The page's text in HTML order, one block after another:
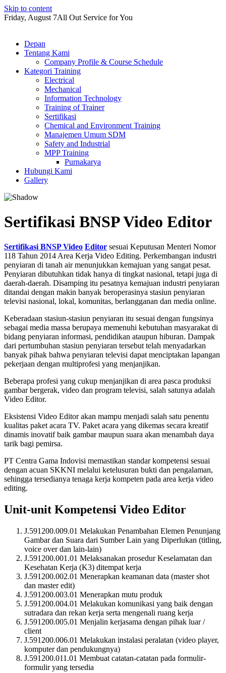
Skip to content
Friday, August 7All Out Service for You
Depan
Tentang Kami
Company Profile & Course Schedule
Kategori Training
Electrical
Mechanical
Information Technology
Training of Trainer
Sertifikasi
Chemical and Environment Training
Manajemen Umum SDM
Safety and Industrial
MPP Training
Purnakarya
Hubungi Kami
Gallery
Sertifikasi BNSP Video Editor
Sertifikasi BNSP Video Editor sesuai Keputusan Menteri Nomor
118 Tahun 2014 Area Kerja Video Editing. Perkembangan industri
penyiaran di tanah air menunjukkan kemajuan yang sangat pesat.
Penyiaran dibutuhkan tidak hanya di tingkat nasional, tetapi juga di
daerah-daerah. Disamping itu pesatnya kemajuan industri penyiaran
ditandai dengan makin banyak beroperasinya stasiun penyiaran
televisi nasional, lokal, komunitas, berlangganan dan media online.
Keberadaan stasiun-stasiun penyiaran itu sesuai dengan fungsinya
sebagai media massa berupaya memenuhi kebutuhan masyarakat di
bidang penyiaran informasi, pendidikan ataupun hiburan. Dampak
dari pertumbuhan stasiun penyiaran tersebut telah menyadarkan
banyak pihak bahwa penyiaran televisi dapat menciptakan lapangan
pekerjaan dengan multiprofesi yang menjanjikan.
Beberapa profesi yang cukup menjanjikan di area pasca produksi
gambar bergerak, video dan program televisi, salah satunya adalah
Video Editor.
Eksistensi Video Editor akan mampu menjadi salah satu penentu
kualitas paket acara TV. Paket acara yang dikemas secara kreatif
dinamis inovatif baik gambar maupun suara akan menambah daya
tarik bagi pemirsa.
PT Centra Gama Indovisi memastikan standar kompetensi sesuai
dengan acuan SKKNI melalui ketelusuran bukti dan pengalaman,
sehingga tersedianya tenaga kerja kompeten pada area kerja video
editing.
Unit-unit Kompetensi Video Editor
J.591200.009.01 Melakukan Penambahan Elemen Penunjang
Gambar dan Suara dari Sumber Lain yang Diperlukan (titling,
voice over dan lain-lain)
J.591200.001.01 Melaksanakan prosedur Keselamatan dan
Kesehatan Kerja (K3) ditempat kerja
J.591200.002.01 Menerapkan keamanan data (master shot
dan master edit)
J.591200.003.01 Menerapkan mutu produk
J.591200.004.01 Melakukan komunikasi yang baik dengan
sutradara dan rekan kerja serta mengenali ruang kerja
J.591200.005.01 Menjalin kerjasama dengan pihak luar /
client
J.591200.006.01 Melakukan instalasi peralatan (video player,
komputer dan pendukungnya)
J.591200.011.01 Membuat catatan-catatan pada formulir-
formulir yang tersedia